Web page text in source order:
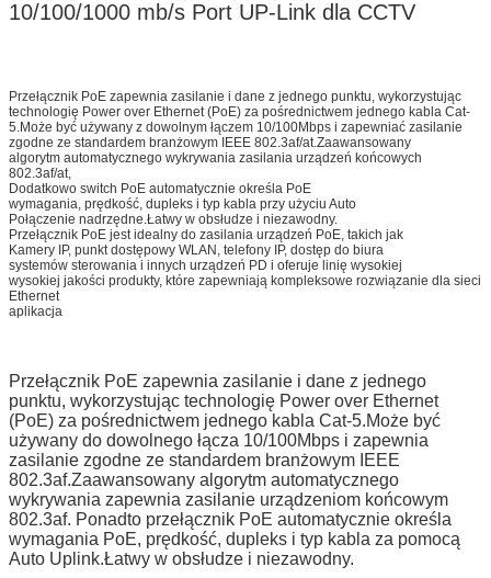
10/100/1000 mb/s Port UP-Link dla CCTV
Przełącznik PoE zapewnia zasilanie i dane z jednego punktu, wykorzystując
technologię Power over Ethernet (PoE) za pośrednictwem jednego kabla Cat-
5.Może być używany z dowolnym łączem 10/100Mbps i zapewniać zasilanie
zgodne ze standardem branżowym IEEE 802.3af/at.Zaawansowany
algorytm automatycznego wykrywania zasilania urządzeń końcowych
802.3af/at,
Dodatkowo switch PoE automatycznie określa PoE
wymagania, prędkość, dupleks i typ kabla przy użyciu Auto
Połączenie nadrzędne.Łatwy w obsłudze i niezawodny.
Przełącznik PoE jest idealny do zasilania urządzeń PoE, takich jak
Kamery IP, punkt dostępowy WLAN, telefony IP, dostęp do biura
systemów sterowania i innych urządzeń PD i oferuje linię wysokiej
wysokiej jakości produkty, które zapewniają kompleksowe rozwiązanie dla sieci
Ethernet
aplikacja
Przełącznik PoE zapewnia zasilanie i dane z jednego
punktu, wykorzystując technologię Power over Ethernet
(PoE) za pośrednictwem jednego kabla Cat-5.Może być
używany do dowolnego łącza 10/100Mbps i zapewnia
zasilanie zgodne ze standardem branżowym IEEE
802.3af.Zaawansowany algorytm automatycznego
wykrywania zapewnia zasilanie urządzeniom końcowym
802.3af. Ponadto przełącznik PoE automatycznie określa
wymagania PoE, prędkość, dupleks i typ kabla za pomocą
Auto Uplink.Łatwy w obsłudze i niezawodny.